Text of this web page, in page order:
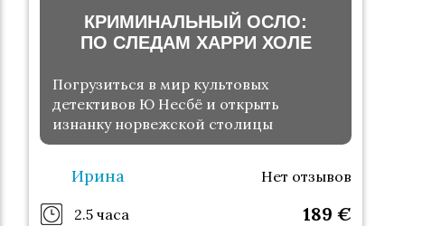
КРИМИНАЛЬНЫЙ ОСЛО:
ПО СЛЕДАМ ХАРРИ ХОЛЕ
Погрузиться в мир культовых
детективов Ю Несбё и открыть
изнанку норвежской столицы
Ирина Нет отзывов
2.5 часа 189 €